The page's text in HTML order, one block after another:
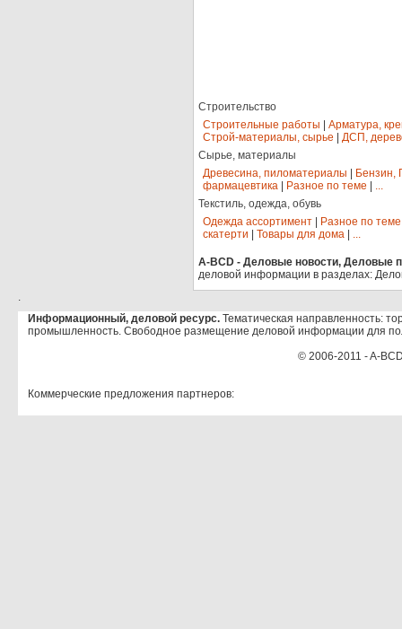
Строительство
Строительные работы
Арматура,
Строй-материалы, сырье
ДСП,
Сырье, материалы
Древесина, пиломатериалы
Бензин,
фармацевтика
Разное по теме
...
Текстиль, одежда, обувь
Одежда ассортимент
Разное по теме
скатерти
Товары для дома ...
A-BCD - Деловые новости, Деловые
деловой информации в разделах:
.
Информационный, деловой ресурс. Тематическая направленность:
промышленность. Свободное размещение деловой информации для
© 2006-2011 - A-
Коммерческие предложения партнеров: